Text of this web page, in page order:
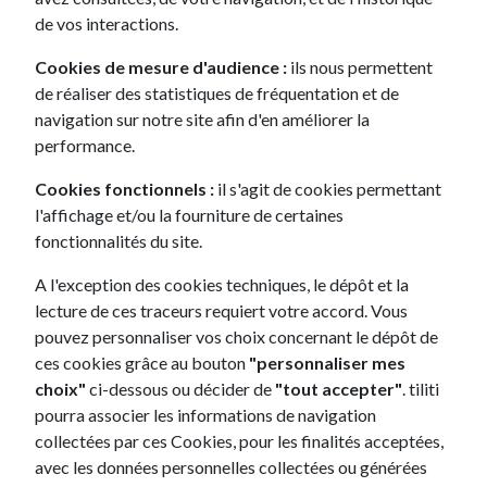
de vos interactions.
Cookies de mesure d'audience : ils nous permettent
de réaliser des statistiques de fréquentation et de
navigation sur notre site afin d'en améliorer la
performance.
Cookies fonctionnels : il s'agit de cookies permettant
l'affichage et/ou la fourniture de certaines
fonctionnalités du site.
A l'exception des cookies techniques, le dépôt et la
lecture de ces traceurs requiert votre accord. Vous
pouvez personnaliser vos choix concernant le dépôt de
ces cookies grâce au bouton "personnaliser mes
choix" ci-dessous ou décider de "tout accepter" . tiliti
pourra associer les informations de navigation
collectées par ces Cookies, pour les finalités acceptées,
avec les données personnelles collectées ou générées
Comme on le disait plus haut, le fait de faire un
leasing sans apportva se répercuter sur les loyers
qui seront automatiquement plus élevés. Cependant,
l’avantage avec le leasing, c'est que vous pourrez
ajuster la durée du contrat et le nombre de kms ce
profiter d’une voiture l’esprit tranquille.
Leasing sans apport : combien de temps va durer
Un
leasing sans apport
peut durer entre 24 et 60
mois, afin de lisser vos dépenses et permettre de
baisser vos mensualités, le plus judicieux est d’opter
pour un contrat plus long, donc de 60 mois.
Leasing voiture sans apport avec tiliti
Chez tiliti, nous proposons plus de 7000 modèles de